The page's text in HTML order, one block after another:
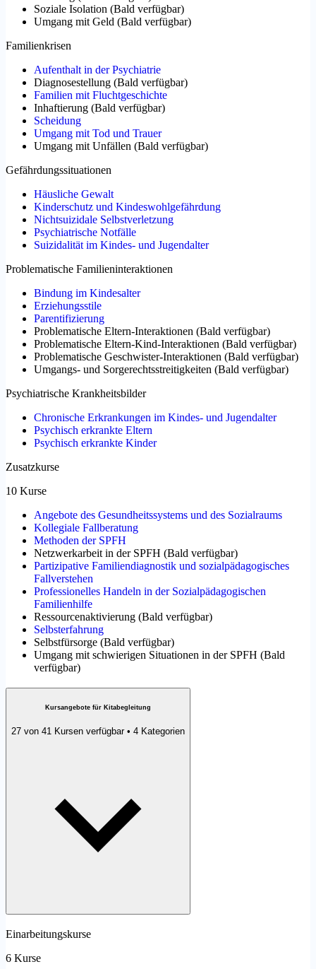
Soziale Isolation (Bald verfügbar)
Umgang mit Geld (Bald verfügbar)
Familienkrisen
Aufenthalt in der Psychiatrie
Diagnosestellung (Bald verfügbar)
Familien mit Fluchtgeschichte
Inhaftierung (Bald verfügbar)
Scheidung
Umgang mit Tod und Trauer
Umgang mit Unfällen (Bald verfügbar)
Gefährdungssituationen
Häusliche Gewalt
Kinderschutz und Kindeswohlgefährdung
Nichtsuizidale Selbstverletzung
Psychiatrische Notfälle
Suizidalität im Kindes- und Jugendalter
Problematische Familieninteraktionen
Bindung im Kindesalter
Erziehungsstile
Parentifizierung
Problematische Eltern-Interaktionen (Bald verfügbar)
Problematische Eltern-Kind-Interaktionen (Bald verfügbar)
Problematische Geschwister-Interaktionen (Bald verfügbar)
Umgangs- und Sorgerechtsstreitigkeiten (Bald verfügbar)
Psychiatrische Krankheitsbilder
Chronische Erkrankungen im Kindes- und Jugendalter
Psychisch erkrankte Eltern
Psychisch erkrankte Kinder
Zusatzkurse
10 Kurse
Angebote des Gesundheitssystems und des Sozialraums
Kollegiale Fallberatung
Methoden der SPFH
Netzwerkarbeit in der SPFH (Bald verfügbar)
Partizipative Familiendiagnostik und sozialpädagogisches
Fallverstehen
Professionelles Handeln in der Sozialpädagogischen
Familienhilfe
Ressourcenaktivierung (Bald verfügbar)
Selbsterfahrung
Selbstfürsorge (Bald verfügbar)
Umgang mit schwierigen Situationen in der SPFH (Bald
verfügbar)
Kursangebote für Kitabegleitung
27 von 41 Kursen verfügbar • 4 Kategorien
Einarbeitungskurse
6 Kurse